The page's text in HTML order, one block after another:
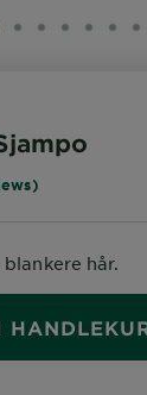
1
SLIDE 2
SLIDE 3
SLIDE 4
SLIDE
hår.